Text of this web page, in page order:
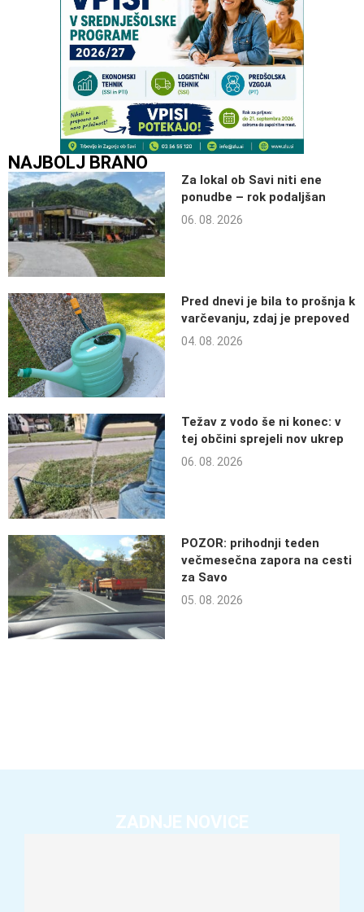
NAJBOLJ BRANO
Za lokal ob Savi niti ene
ponudbe – rok podaljšan
06. 08. 2026
Pred dnevi je bila to prošnja k
varčevanju, zdaj je prepoved
04. 08. 2026
Težav z vodo še ni konec: v
tej občini sprejeli nov ukrep
06. 08. 2026
POZOR: prihodnji teden
večmesečna zapora na cesti
za Savo
05. 08. 2026
ZADNJE NOVICE